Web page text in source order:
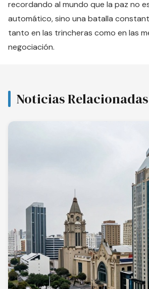
recordando al mundo que la paz no
automático, sino una batalla
tanto en las trincheras como en las
negociación.
Noticias Relacionadas